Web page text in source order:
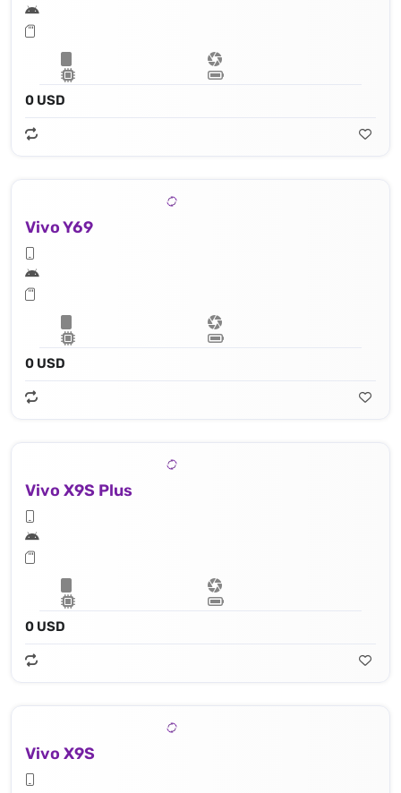
0 USD
Vivo Y69
0 USD
Vivo X9S Plus
0 USD
Vivo X9S